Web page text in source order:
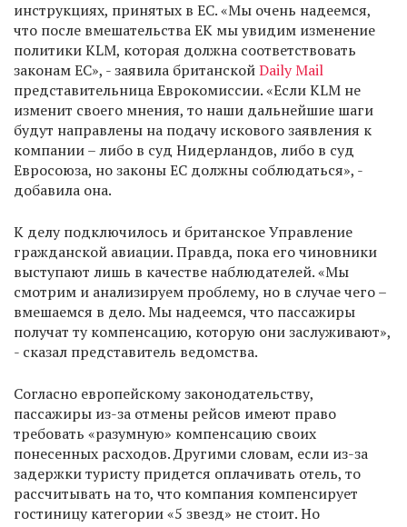
инструкциях, принятых в ЕС. «Мы очень надеемся,
что после вмешательства ЕК мы увидим изменение
политики KLM, которая должна соответствовать
законам ЕС», - заявила британскойDaily Mail
представительница Еврокомиссии. «Если KLM не
изменит своего мнения, то наши дальнейшие шаги
будут направлены на подачу искового заявления к
компании – либо в суд Нидерландов, либо в суд
Евросоюза, но законы ЕС должны соблюдаться», -
добавила она.
К делу подключилось и британское Управление
гражданской авиации. Правда, пока его чиновники
выступают лишь в качестве наблюдателей. «Мы
смотрим и анализируем проблему, но в случае чего –
вмешаемся в дело. Мы надеемся, что пассажиры
получат ту компенсацию, которую они заслуживают»,
- сказал представитель ведомства.
Согласно европейскому законодательству,
пассажиры из-за отмены рейсов имеют право
требовать «разумную» компенсацию своих
понесенных расходов. Другими словам, если из-за
задержки туристу придется оплачивать отель, то
рассчитывать на то, что компания компенсирует
гостиницу категории «5 звезд» не стоит. Но